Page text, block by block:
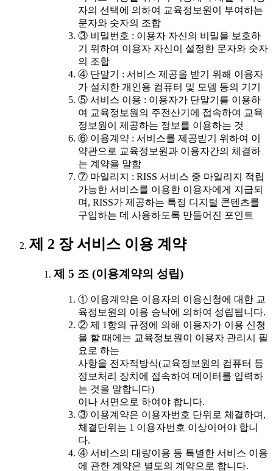
자의 선택에 의하여 교육정보원이 부여하는
문자와 숫자의 조합
③ 비밀번호 : 이용자 자신의 비밀을 보호하
기 위하여 이용자 자신이 설정한 문자와 숫자
의 조합
④ 단말기 : 서비스 제공을 받기 위해 이용자
가 설치한 개인용 컴퓨터 및 모뎀 등의 기기
⑤ 서비스 이용 : 이용자가 단말기를 이용하
여 교육정보원의 주전산기에 접속하여 교육
정보원이 제공하는 정보를 이용하는 것
⑥ 이용계약 : 서비스를 제공받기 위하여 이
약관으로 교육정보원과 이용자간의 체결하
는 계약을 말함
⑦ 마일리지 : RISS 서비스 중 마일리지 적립
가능한 서비스를 이용한 이용자에게 지급되
며, RISS가 제공하는 특정 디지털 콘텐츠를
구입하는 데 사용하도록 만들어진 포인트
제 2 장 서비스 이용 계약
제 5 조 (이용계약의 성립)
① 이용계약은 이용자의 이용신청에 대한 교
육정보원의 이용 승낙에 의하여 성립됩니다.
② 제 1항의 규정에 의해 이용자가 이용 신청
을 할 때에는 교육정보원이 이용자 관리시 필
요로 하는
사항을 전자적방식(교육정보원의 컴퓨터 등
정보처리 장치에 접속하여 데이터를 입력하
는 것을 말합니다)
이나 서면으로 하여야 합니다.
③ 이용계약은 이용자번호 단위로 체결하며,
체결단위는 1 이용자번호 이상이어야 합니
다.
④ 서비스의 대량이용 등 특별한 서비스 이용
에 관한 계약은 별도의 계약으로 합니다.